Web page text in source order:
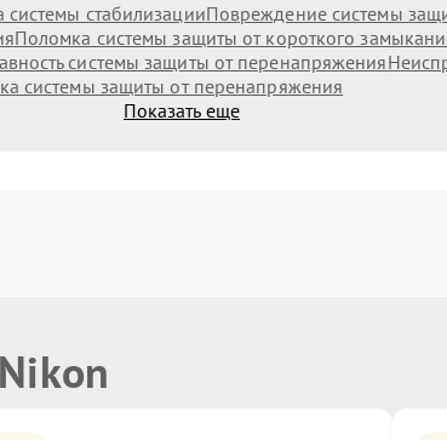
стабилизацииПовреждение системы
Поломка системы защиты от короткого
системы защиты от перенапряжения
системы защиты от перенапряжения
Показать еще